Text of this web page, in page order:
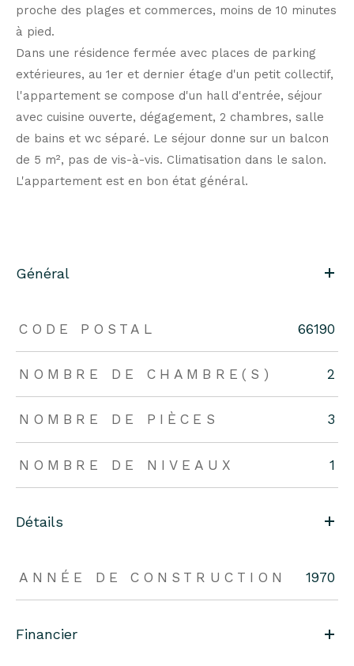
proche des plages et commerces, moins de 10 minutes
à pied.
Dans une résidence fermée avec places de parking
extérieures, au 1er et dernier étage d'un petit collectif,
l'appartement se compose d'un hall d'entrée, séjour
avec cuisine ouverte, dégagement, 2 chambres, salle
de bains et wc séparé. Le séjour donne sur un balcon
de 5 m², pas de vis-à-vis. Climatisation dans le salon.
L'appartement est en bon état général.
Général
CODE POSTAL 66190
NOMBRE DE CHAMBRE(S) 2
NOMBRE DE PIÈCES 3
NOMBRE DE NIVEAUX 1
Détails
ANNÉE DE CONSTRUCTION 1970
Financier